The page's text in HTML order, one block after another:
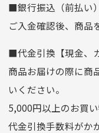
口座種別
普通
口座番号
口座名義
ゆうちょ間
記号
■銀行振込（前払い）
ご入金確認後、商品
■代金引換【現金、
商品お届けの際に商
いください。
5,000円以上のお買
代金引換手数料がか